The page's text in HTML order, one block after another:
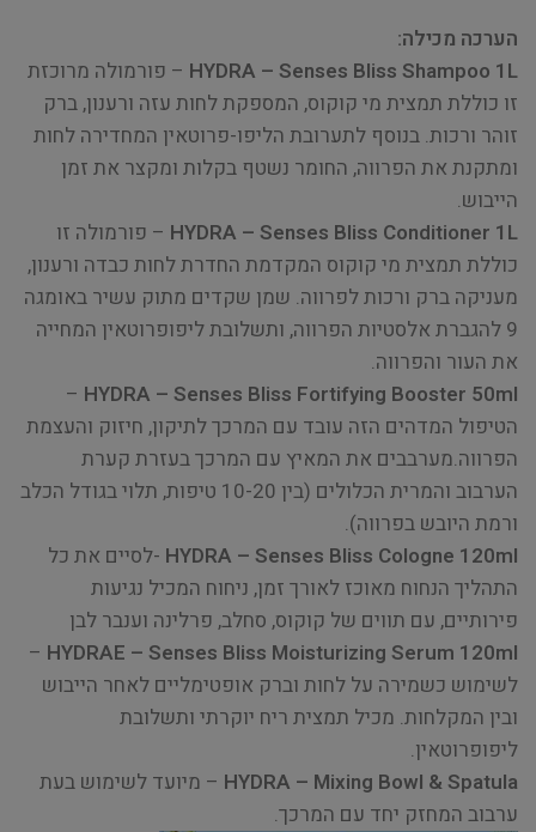
הערכה מכילה:
HYDRA – Senses Bliss Shampoo 1L – פורמולה מרוכזת
זו כוללת תמצית מי קוקוס, המספקת לחות עזה ורענון, ברק
זוהר ורכות. בנוסף לתערובת הליפו-פרוטאין המחדירה לחות
ומתקנת את הפרווה, החומר נשטף בקלות ומקצר את זמן
הייבוש.
HYDRA – Senses Bliss Conditioner 1L – פורמולה זו
כוללת תמצית מי קוקוס המקדמת החדרת לחות כבדה ורענון,
מעניקה ברק ורכות לפרווה. שמן שקדים מתוק עשיר באומגה
9 להגברת אלסטיות הפרווה, ותשלובת ליפופרוטאין המחייה
את העור והפרווה.
HYDRA – Senses Bliss Fortifying Booster 50ml
–
הטיפול המדהים הזה עובד עם המרכך לתיקון, חיזוק והעצמת
הפרווה.מערבבים את המאיץ עם המרכך בעזרת קערת
הערבוב והמרית הכלולים (בין 10-20 טיפות, תלוי בגודל הכלב
ורמת היובש בפרווה).
HYDRA – Senses Bliss Cologne 120ml -לסיים את כל
התהליך הנחוח מאוכז לאורך זמן, ניחוח המכיל נגיעות
פירותיים, עם תווים של קוקוס, סחלב, פרלינה וענבר לבן
HYDRAE – Senses Bliss Moisturizing Serum 120ml
–
לשימוש כשמירה על לחות וברק אופטימליים לאחר הייבוש
ובין המקלחות. מכיל תמצית ריח יוקרתי ותשלובת
ליפופרוטאין.
HYDRA – Mixing Bowl & Spatula – מיועד לשימוש בעת
ערבוב המחזק יחד עם המרכך.